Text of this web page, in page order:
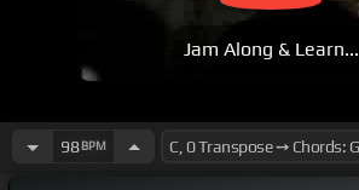
Jam Along & Learn...
98BPM